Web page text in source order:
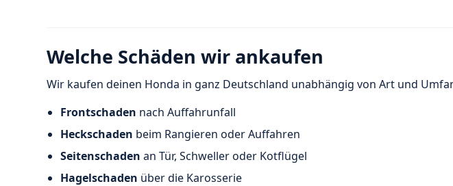
Welche Schäden wir ankaufen
Wir kaufen deinen Honda in ganz Deutschland unabhängig von Art und
Frontschaden nach Auffahrunfall
Heckschaden beim Rangieren oder Auffahren
Seitenschaden an Tür, Schweller oder Kotflügel
Hagelschaden über die Karosserie